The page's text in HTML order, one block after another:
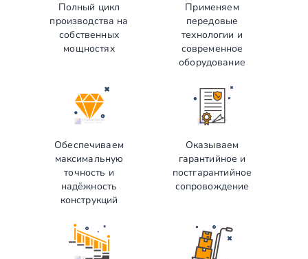
Полный цикл
производства на
собственных
мощностях
Применяем
передовые
технологии и
современное
оборудование
Обеспечиваем
максимальную
точность и
надёжность
конструкций
Оказываем
гарантийное и
постгарантийное
сопровождение